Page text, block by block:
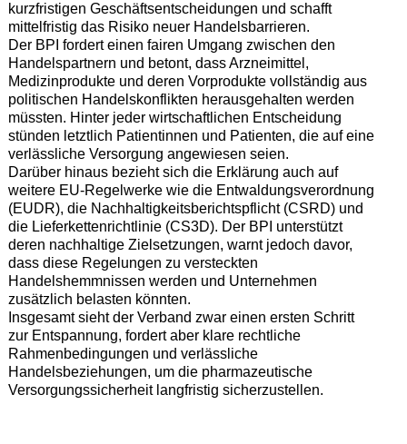
kurzfristigen Geschäftsentscheidungen und schafft
mittelfristig das Risiko neuer Handelsbarrieren.
Der BPI fordert einen fairen Umgang zwischen den
Handelspartnern und betont, dass Arzneimittel,
Medizinprodukte und deren Vorprodukte vollständig aus
politischen Handelskonflikten herausgehalten werden
müssten. Hinter jeder wirtschaftlichen Entscheidung
stünden letztlich Patientinnen und Patienten, die auf eine
verlässliche Versorgung angewiesen seien.
Darüber hinaus bezieht sich die Erklärung auch auf
weitere EU-Regelwerke wie die Entwaldungsverordnung
(EUDR), die Nachhaltigkeitsberichtspflicht (CSRD) und
die Lieferkettenrichtlinie (CS3D). Der BPI unterstützt
deren nachhaltige Zielsetzungen, warnt jedoch davor,
dass diese Regelungen zu versteckten
Handelshemmnissen werden und Unternehmen
zusätzlich belasten könnten.
Insgesamt sieht der Verband zwar einen ersten Schritt
zur Entspannung, fordert aber klare rechtliche
Rahmenbedingungen und verlässliche
Handelsbeziehungen, um die pharmazeutische
Versorgungssicherheit langfristig sicherzustellen.